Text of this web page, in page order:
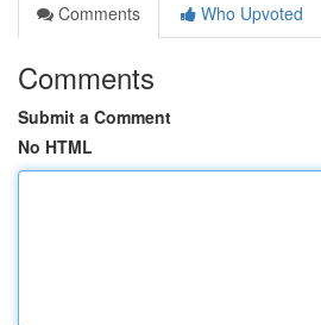
Comments
Who Upvoted
Comments
Submit a Comment
No HTML